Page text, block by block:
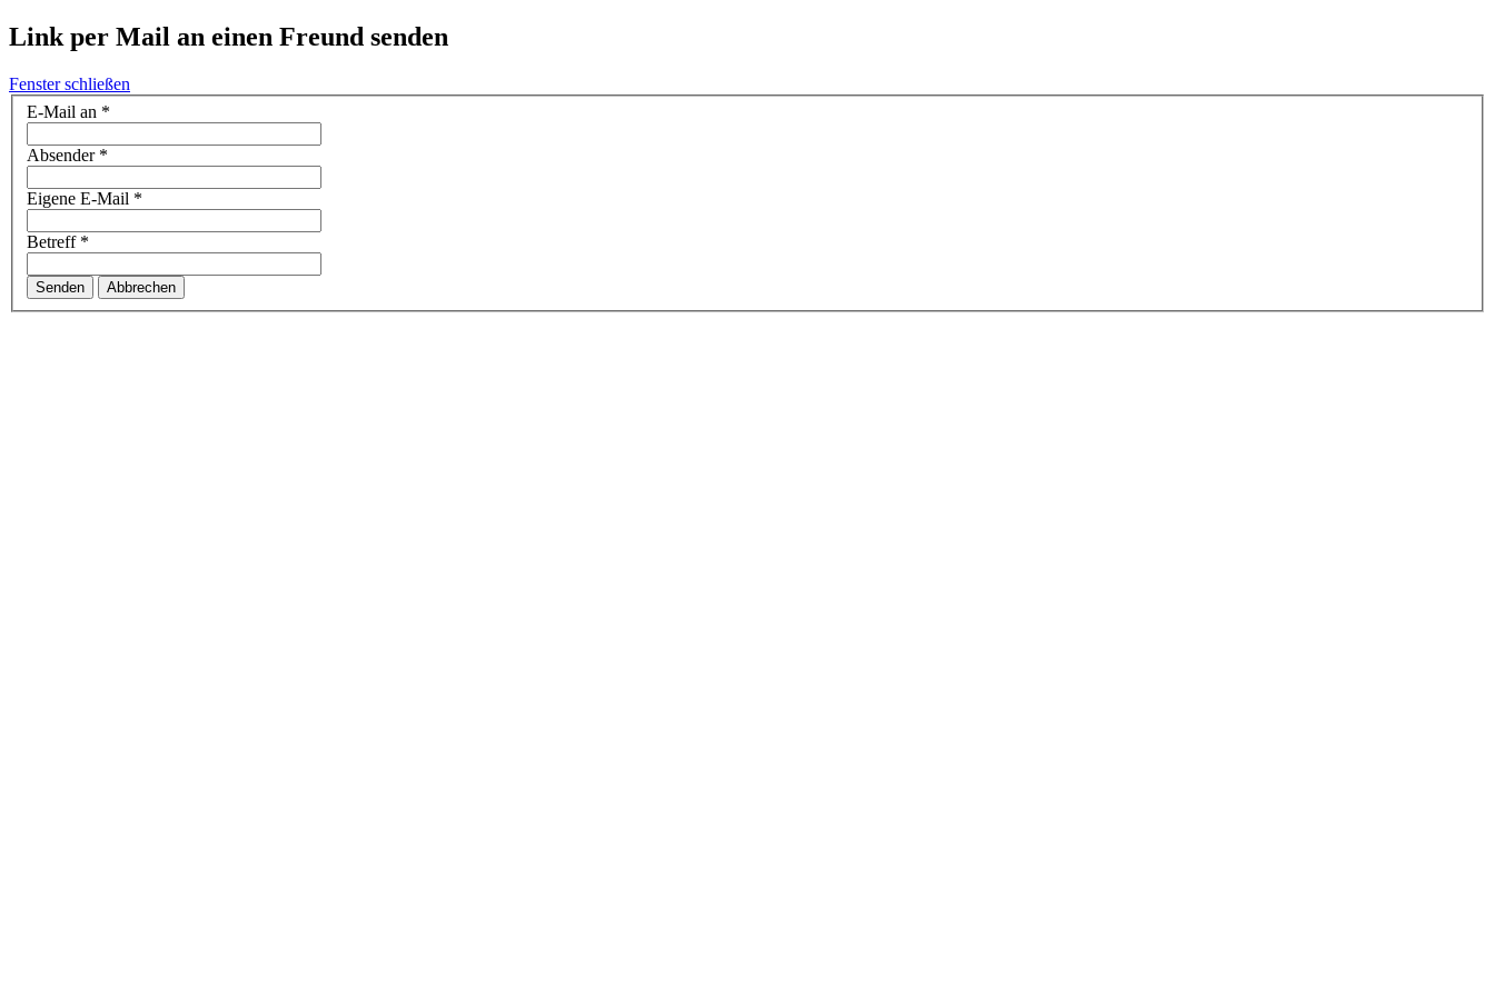
Link per Mail an einen Freund senden
Fenster schließen
E-Mail an *
Absender*
Eigene E-Mail *
Betreff*
Senden Abbrechen